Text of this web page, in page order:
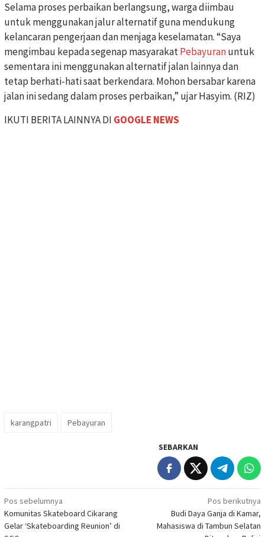
Selama proses perbaikan berlangsung, warga diimbau
untuk menggunakan jalur alternatif guna mendukung
kelancaran pengerjaan dan menjaga keselamatan. “Saya
mengimbau kepada segenap masyarakatPebayuranuntuk
sementara ini menggunakan alternatif jalan lainnya dan
tetap berhati-hati saat berkendara. Mohon bersabar karena
jalan ini sedang dalam proses perbaikan,” ujar Hasyim. (RIZ)
IKUTI BERITA LAINNYA DI GOOGLE NEWS
karangpatri Pebayuran
SEBARKAN
Navigasi
pos
Pos sebelumnya
Komunitas Skateboard Cikarang
Gelar ‘Skateboarding Reunion’ di
Pos berikutnya
Budi Daya Ganja di Kamar,
Mahasiswa di Tambun Selatan